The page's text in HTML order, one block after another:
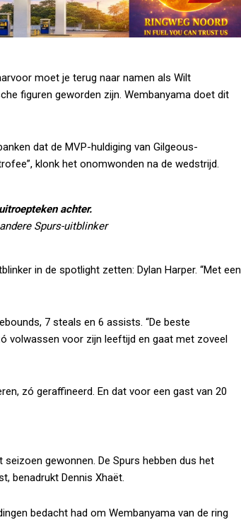
moet je terug naar namen als Wilt
figuren geworden zijn. Wembanyama doet dit
dat de MVP-huldiging van Gilgeous-
klonk het onomwonden na de wedstrijd.
achter.
Spurs-uitblinker
in de spotlight zetten: Dylan Harper. “Met een
7 steals en 6 assists. “De beste
volwassen voor zijn leeftijd en gaat met zoveel
zó geraffineerd. En dat voor een gast van 20
gewonnen. De Spurs hebben dus het
benadrukt Dennis Xhaët.
bedacht had om Wembanyama van de ring